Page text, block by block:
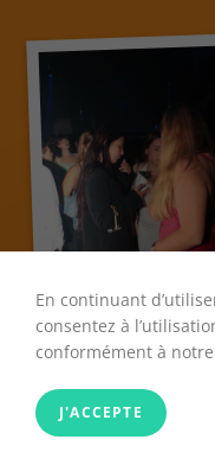
En continuant
consentez à
conformément à
J'ACCEPTE